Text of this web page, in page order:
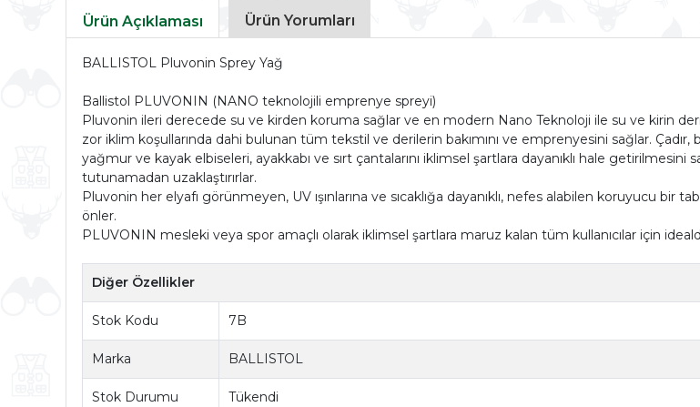
Ürün Açıklaması Ürün Yorumları
BALLISTOL Pluvonin Sprey Yağ
​Ballistol PLUVONIN (NANO teknolojili emprenye spreyi)
Pluvonin ileri derecede su ve kirden koruma sağlar ve en modern Nano Teknoloji ile su ve kirin
zor iklim koşullarında dahi bulunan tüm tekstil ve derilerin bakımını ve emprenyesini sağlar.
yağmur ve kayak elbiseleri, ayakkabı ve sırt çantalarını iklimsel şartlara dayanıklı hale getirilmesini
tutunamadan uzaklaştırırlar.
Pluvonin her elyafı görünmeyen, UV ışınlarına ve sıcaklığa dayanıklı, nefes alabilen koruyucu bir
önler.
PLUVONIN mesleki veya spor amaçlı olarak iklimsel şartlara maruz kalan tüm kullanıcılar için
Diğer Özellikler
Stok Kodu 7B
Marka BALLISTOL
Stok Durumu Tükendi